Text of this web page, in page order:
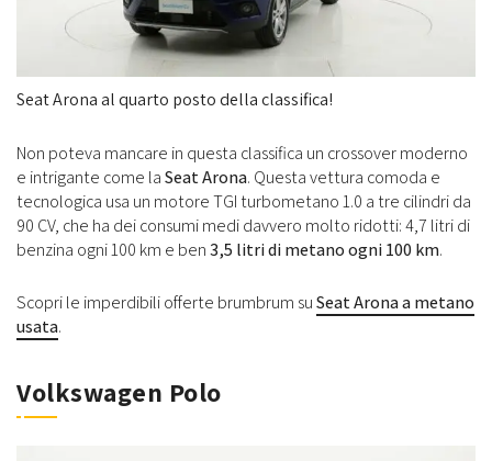
Seat Arona al quarto posto della classifica!
Non poteva mancare in questa classifica un crossover moderno
e intrigante come laSeat Arona. Questa vettura comoda e
tecnologica usa un motore TGI turbometano 1.0 a tre cilindri da
90 CV, che ha dei consumi medi davvero molto ridotti: 4,7 litri di
benzina ogni 100 km e ben3,5 litri di metano ogni 100 km.
Scopri le imperdibili offerte brumbrum suSeat Arona a metano
usata.
Volkswagen Polo